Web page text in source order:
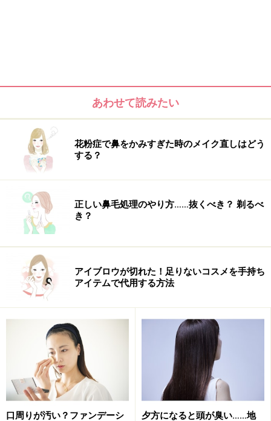
というフレーズも、常に頭と心のどこかにあって、自問
明日死んでも悔いがない、というぐらいの覚悟で全身全
霊でマイベストを出す、という感じ。体も壊したけれ
ど、でも、壊して得たものも大きかったです。
私のいる世界は、日本を代表するプロの方が生きている
世界。
クリエイターといわれる人、そして、それを支える編集
者。
鋭い感性、トレンドをつくる力、プロデュース能力を持
った人たちの結集。
でも人間本来の姿がそこにある、というすばらしい世
苦悩している分、苦悩している人にはとっても優しい。
なぜなら、そうやって、偉大な先輩方も、いまを築いて
きたからなんだろうな、って思います。
あわせて読みたい
花粉症で鼻をかみすぎた時のメイク直しはどう
する？
正しい鼻毛処理のやり方……抜くべき？ 剃るべ
き？
アイブロウが切れた！足りないコスメを手持ち
アイテムで代用する方法
口周りが汚い？ファンデーシ 夕方になると頭が臭い……地